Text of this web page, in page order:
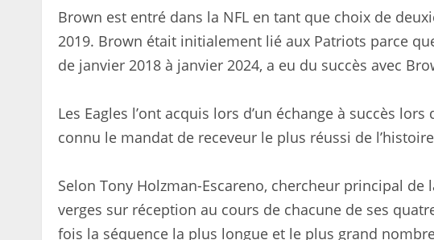
Brown est entré dans la NFL en tant que choix de
2019. Brown était initialement lié aux Patriots parce
de janvier 2018 à janvier 2024, a eu du succès avec
Les Eagles l’ont acquis lors d’un échange à succès
connu le mandat de receveur le plus réussi de
Selon Tony Holzman-Escareno, chercheur principal
verges sur réception au cours de chacune de ses
fois la séquence la plus longue et le plus grand